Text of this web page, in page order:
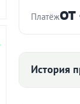
двумя
Платёж
История